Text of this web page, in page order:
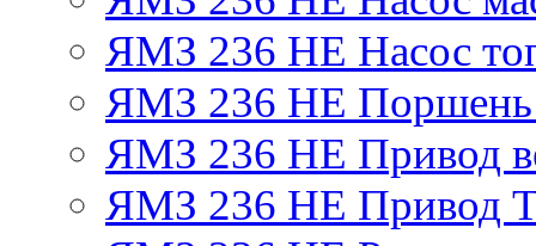
ЯМЗ 236 НЕ Насос
ЯМЗ 236 НЕ Поршень
ЯМЗ 236 НЕ Привод
ЯМЗ 236 НЕ Привод